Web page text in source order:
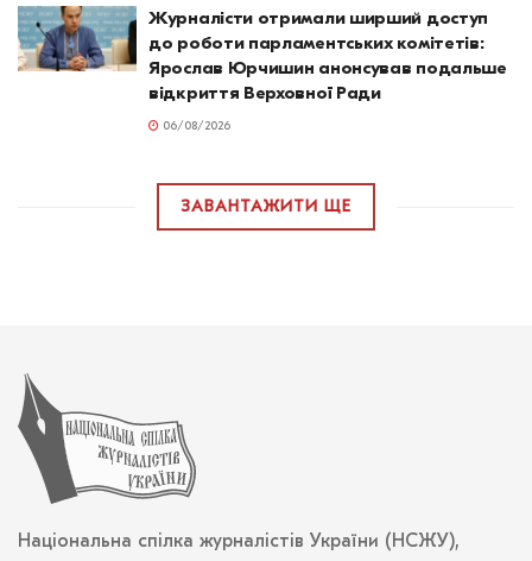
Журналісти отримали ширший доступ
до роботи парламентських комітетів:
Ярослав Юрчишин анонсував подальше
відкриття Верховної Ради
06/08/2026
ЗАВАНТАЖИТИ ЩЕ
Національна спілка журналістів України (НСЖУ),